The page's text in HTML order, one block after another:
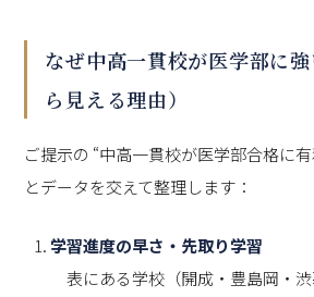
なぜ中高一貫校が医学部に
ら見える理由）
ご提示の “中高一貫校が医学部合格に
とデータを交えて整理します：
学習進度の早さ・先取り学習
表にある学校（開成・豊島岡・渋